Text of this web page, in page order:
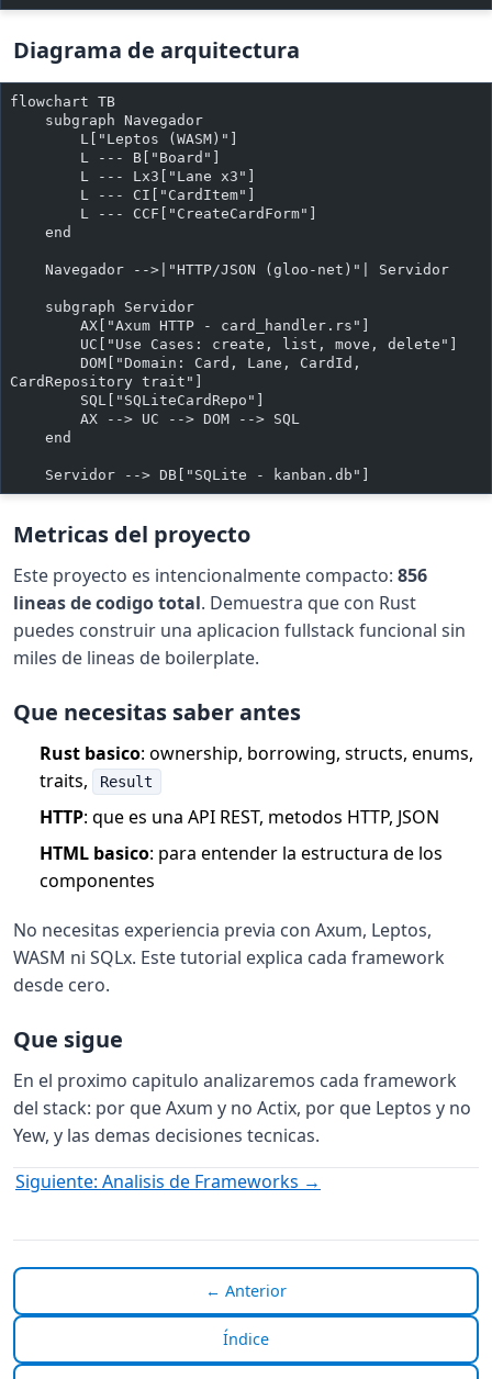
Diagrama de arquitectura
flowchart TB
    subgraph Navegador
        L["Leptos (WASM)"]
        L --- B["Board"]
        L --- Lx3["Lane x3"]
        L --- CI["CardItem"]
        L --- CCF["CreateCardForm"]
    end
    Navegador -->|"HTTP/JSON (gloo-net)"| Servidor
    subgraph Servidor
        AX["Axum HTTP - card_handler.rs"]
        UC["Use Cases: create, list, move, delete"]
CardRepository trait"]
        SQL["SQLiteCardRepo"]
        AX --> UC --> DOM --> SQL
    end
    Servidor --> DB["SQLite - kanban.db"]
Metricas del proyecto
Este proyecto es intencionalmente compacto: 856
lineas de codigo total. Demuestra que con Rust
puedes construir una aplicacion fullstack funcional sin
miles de lineas de boilerplate.
Que necesitas saber antes
Rust basico: ownership, borrowing, structs, enums,
traits,
Result
HTTP: que es una API REST, metodos HTTP, JSON
HTML basico: para entender la estructura de los
componentes
No necesitas experiencia previa con Axum, Leptos,
WASM ni SQLx. Este tutorial explica cada framework
desde cero.
Que sigue
En el proximo capitulo analizaremos cada framework
del stack: por que Axum y no Actix, por que Leptos y no
Yew, y las demas decisiones tecnicas.
Siguiente: Analisis de Frameworks →
← Anterior
Índice